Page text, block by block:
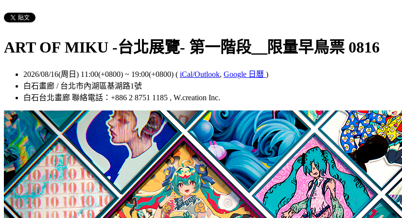
ART OF MIKU -台北展覽- 第一階段＿限量早鳥票 0816
2026/08/16(周日) 11:00(+0800) ~ 19:00(+0800) ( iCal/Outlook, Google 日曆 )
白石畫廊 / 台北市內湖區基湖路1號
白石台北畫廊 聯絡電話：+886 2 8751 1185 , W.creation Inc.